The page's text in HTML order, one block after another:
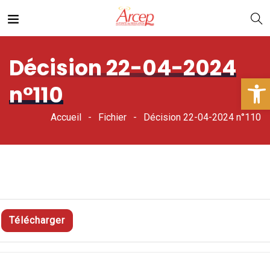
Décision 22-04-2024
n°110
Accueil Fichier Décision 22-04-2024 n°110
Télécharger